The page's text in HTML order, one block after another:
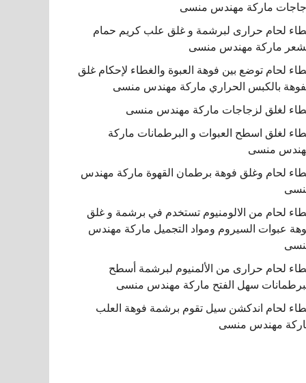
ماركة مهندس منسى
لحام حرارى لبرشمة و غلق علب كريم حمام
ماركة مهندس منسى
لحام توضع بين فوهة العبوة والغطاء لإحكام غلق
بالكبس الحراري ماركة مهندس منسى
لغلق لزجاجات ماركة مهندس منسى
لغلق اسطح العبوات و البرطمانات ماركة
منسى
لحام وغلق فوهة برطمان القهوة ماركة مهندس
لحام من الالومنيوم تستخدم في برشمة و غلق
عبوات السيروم ومواد التجميل ماركة مهندس
لحام حرارى من الألمنيوم لبرشمة أسطح
سهل الفتح ماركة مهندس منسى
لحام اندكشن سيل تقوم برشمة فوهة العلب
مهندس منسى